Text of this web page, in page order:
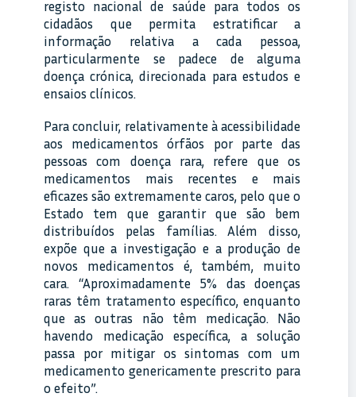
registo nacional de saúde para todos os
cidadãos que permita estratificar a
informação relativa a cada pessoa,
particularmente se padece de alguma
doença crónica, direcionada para estudos e
ensaios clínicos.
Para concluir, relativamente à acessibilidade
aos medicamentos órfãos por parte das
pessoas com doença rara, refere que os
medicamentos mais recentes e mais
eficazes são extremamente caros, pelo que o
Estado tem que garantir que são bem
distribuídos pelas famílias. Além disso,
expõe que a investigação e a produção de
novos medicamentos é, também, muito
cara. “Aproximadamente 5% das doenças
raras têm tratamento específico, enquanto
que as outras não têm medicação. Não
havendo medicação específica, a solução
passa por mitigar os sintomas com um
medicamento genericamente prescrito para
o efeito”.